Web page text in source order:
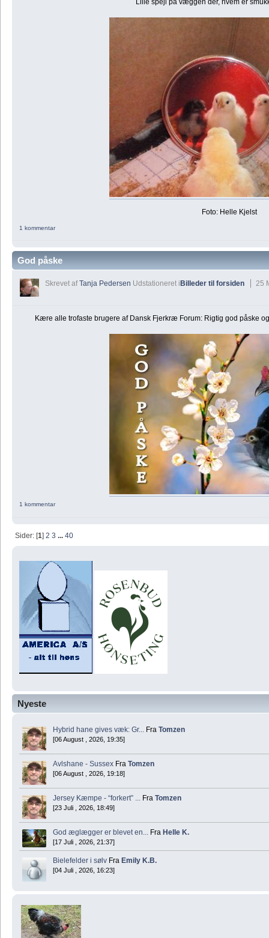
Nyeste
Hybrid hane gives væk: Gr... Fra Tomzen
[06 August , 2026, 19:35]
Avlshane - Sussex Fra Tomzen
[06 August , 2026, 19:18]
Jersey Kæmpe - “forkert” ... Fra Tomzen
[23 Juli , 2026, 18:49]
God æglægger er blevet en... Fra Helle K.
[17 Juli , 2026, 21:37]
Bielefelder i sølv Fra Emily K.B.
[04 Juli , 2026, 16:23]
Foto: Helle Kjelst
1 kommentar
God påske
Skrevet afTanja Pedersen Udstationeret iBilleder til forsiden 25
Kære alle trofaste brugere af Dansk Fjerkræ Forum: Rigtig god påske
1 kommentar
Sider: [1] 2 3 ... 40